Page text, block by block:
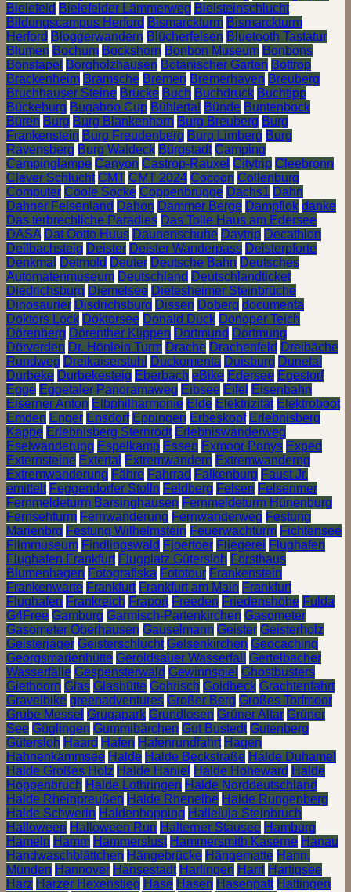
Bielefeld Bielefelder Lämmerweg Bielsteinschlucht
Bildungscampus Herford Bismarckturm Bismarckturm
Herford Bloggerwandern Blücherfelsen Bluetooth Tastatur
Blumen Bochum Bockshorn Bonbon Museum Bonbons
Bonstapel Borgholzhausen Botanischer Garten Bottrop
Brackenheim Bramsche Bremen Bremerhaven Breuberg
Bruchhauser Steine Brücke Buch Buchdruck Buchtipp
Bückeburg Bugaboo Cup Bühlertal Bünde Buntenbock
Büren Burg Burg Blankenhorn Burg Breuberg Burg
Frankenstein Burg Freudenberg Burg Limberg Burg
Ravensberg Burg Waldeck Bürgstadt Camping
Campinglampe Canyon Castrop-Rauxel Citytrip Cleebronn
Clever Schlucht CMT CMT 2024 Cocoon Collenburg
Computer Coole Socke Coppenbrügge Dachs1 Dahn
Dahner Felsenland Dahon Dammer Berge Dampflok danke
Das terbrechliche Paradies Das Tolle Haus am Edersee
DASA Dat Ootto Huus Daunenschuhe Daytrip Decathlon
Deilbachsteig Deister Deister Wanderpass Deisterpforte
Denkmal
Detmold Deuter Deutsche Bahn Deutsches
Automatenmuseum Deutschland Deutschlandticket
Diedrichsburg Diemelsee Dietesheimer Steinbrüche
Dinosaurier Disdrichsburg Dissen Doberg documenta
Doktors Lock Doktorsee Donald Duck Donoper Teich
Dörenberg Dörenther Klippen Dortmund Dortmung
Dörverden Dr. Hönlein Turm Drache Drachenfeld Dreibäche
Rundweg Dreikaiserstuhl Duckomenta Duisburg Dunetal
Durbeke Durbekesteig Eberbach eBike Edersee Egestorf
Egge Eggetaler Panoramaweg Eibsee Eifel Eisenbahn
Eiserner Anton Elbphilharmonie Elde Elektrizität Elektroboot
Emden Enger Ensdorf Eppingen Erbeskopf Erlebnisberg
Kappe Erlebnisberg Sternrodt Erlebniswanderweg
Eselwanderung Espelkamp Essen Exmoor Ponys Exped
Externsteine Extertal Extremwandern Extremwanderng
Extremwanderung Fähre Fahrrad Falkenburg Faust Jr.
emittelt Feggendorfer Stolln Feldberg Felsen Felsenmer
Fernmeldeturm Barsinghausen Fernmeldeturm Hünenburg
Fernsehturm Fernwanderung Fernwanderweg Festung
Marienbrg Festung Wilhelmstein Feuerwachturm Fichtensee
Filmmuseum Findlingswald Fjoertoer Fliegerei Flughafen
Flughafen Frankfurt Flugplatz Gütersloh Forsthaus
Blumenhagen Fotografiska Fototour Frankenstein
Frankenwarte Frankfurt Frankfurt am Main Frankfurt
Flughafen Frankreich Fraport Freeden Friedenshöhe Fulda
G4Free Gamburg Garmisch-Partenkirchen Gasometer
Gasometer Oberhausen Gauselmann Geister Geisterholz
Geisterjäger Geisterschlucht Gelsenkirchen Geocaching
Georgsmarienhütte Geroldsauer Wasserfall
Gertelbacher
Wasserfälle Gespensterwald Gewinnspiel Ghostbusters
Giethoorn Glas Glashütte Gohrisch Goldbeck Grachtenfahrt
Gravelbike greenadventures Großer Berg Großes Torfmoor
Grube Messel Grugapark Grundlosen Grüner Altar Grüner
See Güglingen Gummibärchen Gut Bustedt Gutenberg
Gütersloh Haard Hafen Hafenrundfahrt Hagen
Hahnenkammsee Halde Halde Beckstraße Halde Duhamel
Halde Großes Holz Halde Haniel Halde Hoheward Halde
Hoppenbruch Halde Lothringen Halde Norddeutschland
Halde Rheinpreußen Halde Rhenelbe Halde Rungenberg
Halde Schwerin Haldenhopping Halleluja Steinbruch
Halloween Halloween Run Halterner Stausee Hamburg
Hameln Hamm Hammerslust Hammersmith Kaserne Hanau
Handwaschblättchen Hängebrücke Hängematte Hann.
Münden Hannover Hansestadt Harlingen Harrl Hartigsee
Harz Harzer Hexenstieg Hase Hasen Hasenpatt Hattingen